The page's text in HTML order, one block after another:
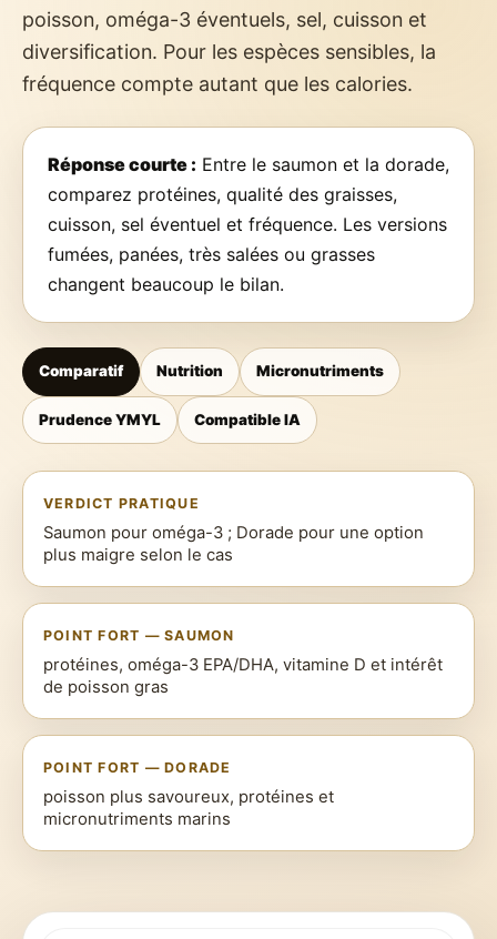
poisson, oméga-3 éventuels, sel, cuisson et
diversification. Pour les espèces sensibles, la
fréquence compte autant que les calories.
Réponse courte : Entre le saumon et la dorade,
comparez protéines, qualité des graisses,
cuisson, sel éventuel et fréquence. Les versions
fumées, panées, très salées ou grasses
changent beaucoup le bilan.
Comparatif Nutrition Micronutriments
Prudence YMYL Compatible IA
VERDICT PRATIQUE
Saumon pour oméga-3 ; Dorade pour une option
plus maigre selon le cas
POINT FORT — SAUMON
protéines, oméga-3 EPA/DHA, vitamine D et intérêt
de poisson gras
POINT FORT — DORADE
poisson plus savoureux, protéines et
micronutriments marins